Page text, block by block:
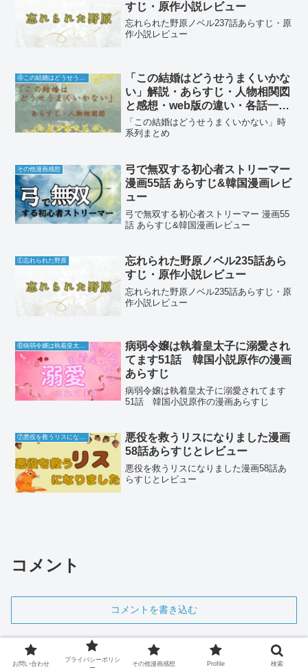
すじ・原作小説レビュー
忘れられた野原ノベル237話あらすじ・原
作小説レビュー
「この結婚はどうせうまくいかな
い」解説・あらすじ・人物相関図
と感想・web版の違い・各話一覧
表
「この結婚はどうせうまくいかない」時
系列まとめ
その他漫画感想
弓で無双する初心者ストリーマー
漫画55話 あらすじ&韓国漫画レビ
ュー
弓で無双する初心者ストリーマー 漫画55
話 あらすじ&韓国漫画レビュー
Ⓔ忘れられた野原
忘れられた野原ノベル235話あら
すじ・原作小説レビュー
忘れられた野原ノベル235話あらすじ・原
作小説レビュー
⑥病弱令嬢は執着皇太子に溺愛されてます
病弱令嬢は執着皇太子に溺愛され
てます51話 韓国小説原作の漫画
あらすじ
病弱令嬢は執着皇太子に溺愛されてます
51話 韓国小説原作の漫画あらすじ
⑦悪役を救うリスになりました
悪役を救うリスになりました漫画
58話あらすじとレビュー
悪役を救うリスになりました漫画58話あ
らすじとレビュー
コメント
コメントを書き込む
お問い合わせ
プライバシーポリシ
ー
その他漫画感想 Profile 検索